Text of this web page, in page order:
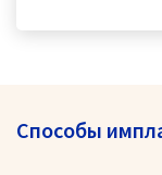
Способы